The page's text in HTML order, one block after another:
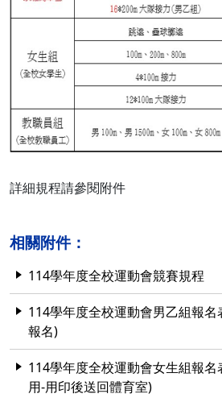
詳細規程請參閱附件
相關附件：
114學年度全校運動會競賽規程
114學年度全校運動會男乙組報名
報名)
114學年度全校運動會女生組報名
用-用印後送回體育室)